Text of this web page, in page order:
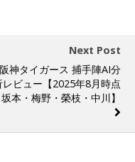
Next Post
阪神タイガース 捕手陣AI分
レビュー【2025年8月時点
本・梅野・榮枝・中川】